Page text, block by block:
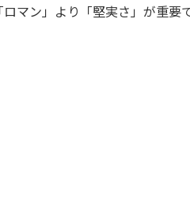
マン」より「堅実さ」が重要